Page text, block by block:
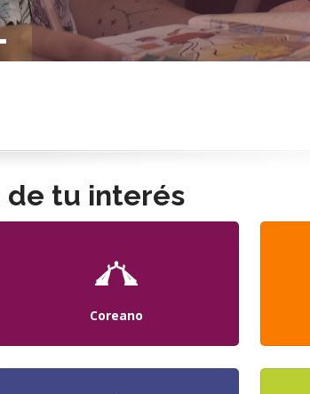
de tu interés
Coreano